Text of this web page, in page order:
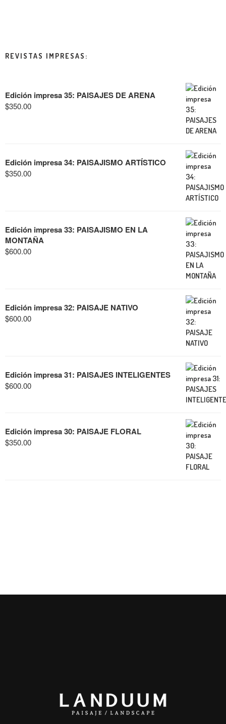
REVISTAS IMPRESAS:
Edición impresa 35: PAISAJES DE ARENA
$350.00
Edición impresa 34: PAISAJISMO ARTÍSTICO
$350.00
Edición impresa 33: PAISAJISMO EN LA
MONTAÑA
$600.00
Edición impresa 32: PAISAJE NATIVO
$600.00
Edición impresa 31: PAISAJES INTELIGENTES
$600.00
Edición impresa 30: PAISAJE FLORAL
$350.00